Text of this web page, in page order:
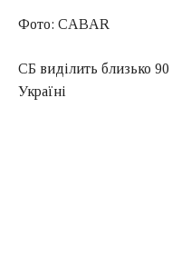
Фото: CABAR
СБ виділить близько
Україні